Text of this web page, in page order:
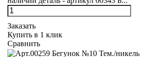
Заказать
Купить в 1 клик
Сравнить